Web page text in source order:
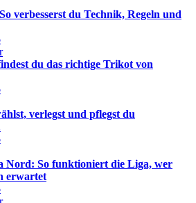
verbesserst du Technik, Regeln und
du das richtige Trikot von
verlegst und pflegst du
Nord: So funktioniert die Liga, wer
erwartet